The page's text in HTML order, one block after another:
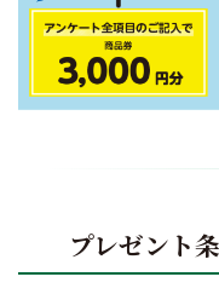
プレゼント